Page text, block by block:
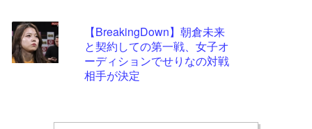
【BreakingDown】朝倉未来
と契約しての第一戦、女子オ
ーディションでせりなの対戦
相手が決定